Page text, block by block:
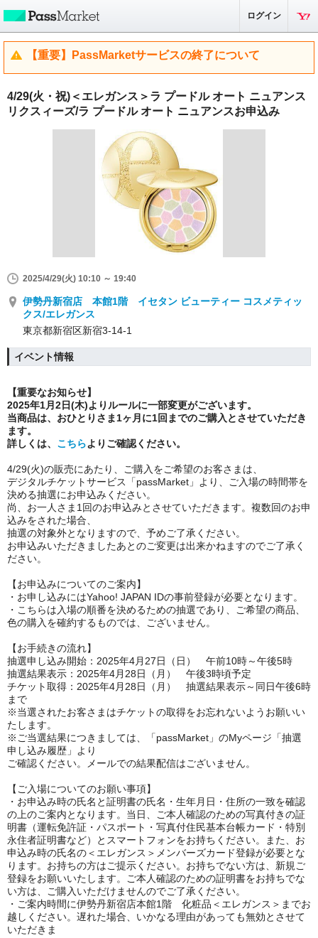
ログイン
【重要】PassMarketサービスの終了について
4/29(火・祝)＜エレガンス＞ラ プードル オート ニュアンス
リクスィーズ/ラ プードル オート ニュアンスお申込み
2025/4/29(火) 10:10 ～ 19:40
伊勢丹新宿店 本館1階 イセタン ビューティー コスメティッ
クス/エレガンス
東京都新宿区新宿3-14-1
イベント情報
【重要なお知らせ】
2025年1月2日(木)よりルールに一部変更がございます。
当商品は、おひとりさま1ヶ月に1回までのご購入とさせていただき
ます。
詳しくは、 こちらよりご確認ください。
4/29(火)の販売にあたり、ご購入をご希望のお客さまは、
デジタルチケットサービス「passMarket」より、ご入場の時間帯を
決める抽選にお申込みください。
尚、お一人さま1回のお申込みとさせていただきます。複数回のお申
込みをされた場合、
抽選の対象外となりますので、予めご了承ください。
お申込みいただきましたあとのご変更は出来かねますのでご了承く
ださい。
【お申込みについてのご案内】
・お申し込みにはYahoo! JAPAN IDの事前登録が必要となります。
・こちらは入場の順番を決めるための抽選であり、ご希望の商品、
色の購入を確約するものでは、ございません。
【お手続きの流れ】
抽選申し込み開始：2025年4月27日（日） 午前10時～午後5時
抽選結果表示：2025年4月28日（月） 午後3時頃予定
チケット取得：2025年4月28日（月）
抽選結果表示～同日午後6時
まで
※当選されたお客さまはチケットの取得をお忘れないようお願いい
たします。
※ご当選結果につきましては、「passMarket」のMyページ「抽選
申し込み履歴」より
ご確認ください。メールでの結果配信はございません。
【ご入場についてのお願い事項】
・お申込み時の氏名と証明書の氏名・生年月日・住所の一致を確認
の上のご案内となります。当日、ご本人確認のための写真付きの証
明書（運転免許証・パスポート・写真付住民基本台帳カード・特別
永住者証明書など）とスマートフォンをお持ちください。また、お
申込み時の氏名の＜エレガンス＞メンバーズカード登録が必要とな
ります。お持ちの方はご提示ください。お持ちでない方は、新規ご
登録をお願いいたします。ご本人確認のための証明書をお持ちでな
い方は、ご購入いただけませんのでご了承ください。
・ご案内時間に伊勢丹新宿店本館1階 化粧品＜エレガンス＞までお
越しください。遅れた場合、いかなる理由があっても無効とさせて
いただきま